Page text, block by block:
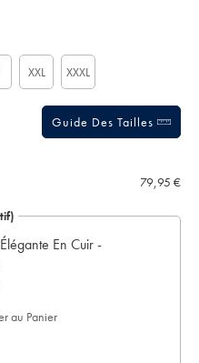
XXL XXXL
Guide Des Tailles
79,95 €
En Cuir -
au Panier